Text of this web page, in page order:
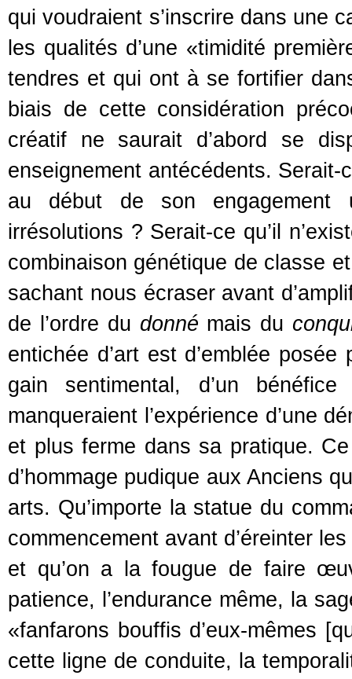
qui voudraient s’inscrire dans une
les qualités d’une «timidité
tendres et qui ont à se fortifier
biais de cette considération
créatif ne saurait d’abord se
enseignement antécédents. Serait-
au début de son engagement
irrésolutions ? Serait-ce qu’il
combinaison génétique de classe
sachant nous écraser avant
de l’ordre du donné mais du
entichée d’art est d’emblée posée
gain sentimental, d’un
manqueraient l’expérience d’une
et plus ferme dans sa pratique.
d’hommage pudique aux Anciens
arts. Qu’importe la statue du
commencement avant d’éreinter
et qu’on a la fougue de faire
patience, l’endurance même, la
«fanfarons bouffis d’eux-mêmes
cette ligne de conduite, la